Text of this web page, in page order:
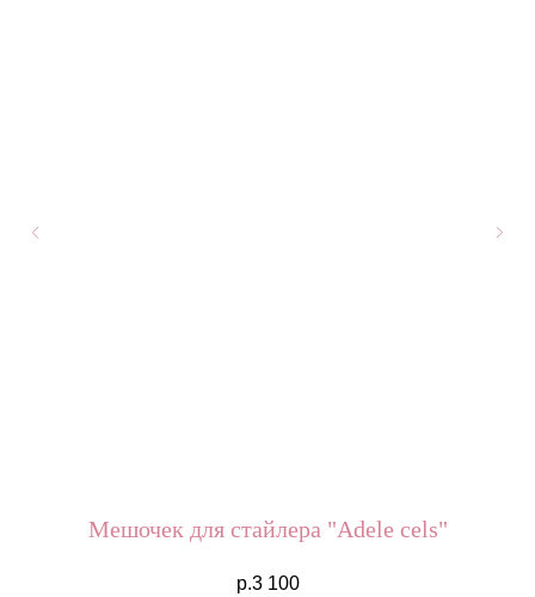
Мешочек для стайлера "Adele cels"
р.3 100